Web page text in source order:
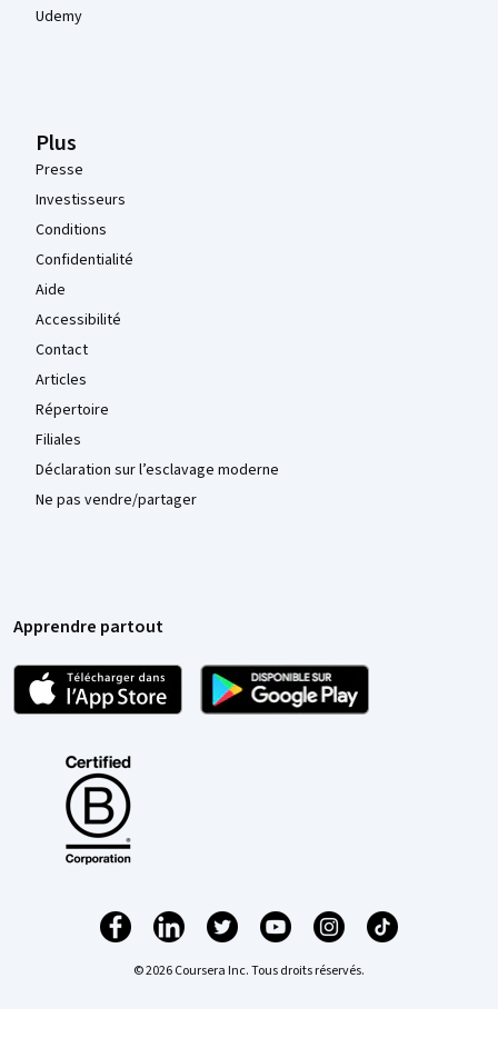
Udemy
Plus
Presse
Investisseurs
Conditions
Confidentialité
Aide
Accessibilité
Contact
Articles
Répertoire
Filiales
Déclaration sur l’esclavage moderne
Ne pas vendre/partager
Apprendre partout
© 2026 Coursera Inc. Tous droits réservés.